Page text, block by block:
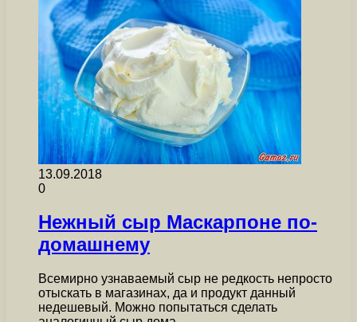
13.09.2018
0
Нежный сыр Маскарпоне по-
домашнему
Всемирно узнаваемый сыр не редкость непросто
отыскать в магазинах, да и продукт данный
недешевый. Можно попытаться сделать